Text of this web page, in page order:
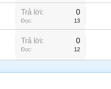
Trả lời: 0
Đọc: 13
Trả lời: 0
Đọc: 12